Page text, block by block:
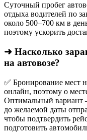
Суточный пробег
отдыха водителей по
около 500–700 км в
поэтому ускорить
➜ Насколько
на автовозе?
✅ Бронирование мест
онлайн, поэтому о
Оптимальный вариант
до желаемой даты
чтобы подтвердить
подготовить